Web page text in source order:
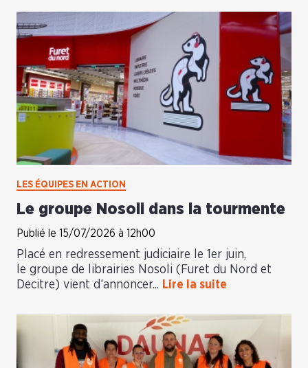
LES ÉQUIPES EN ACTION
Le groupe Nosoli dans la tourmente
Publié le 15/07/2026 à 12h00
Placé en redressement judiciaire le 1er juin,
le groupe de librairies Nosoli (Furet du Nord et
Decitre) vient d’annoncer... Lire la suite